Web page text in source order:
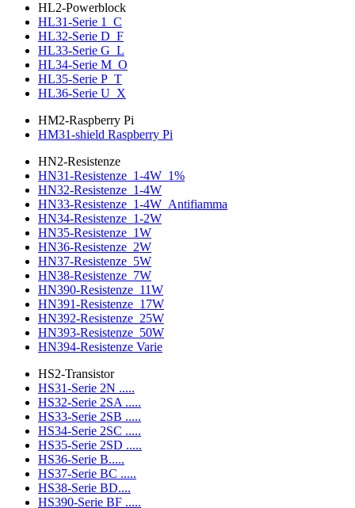
HL2-Powerblock
HL31-Serie 1_C
HL32-Serie D_F
HL33-Serie G_L
HL34-Serie M_O
HL35-Serie P_T
HL36-Serie U_X
HM2-Raspberry Pi
HM31-shield Raspberry Pi
HN2-Resistenze
HN31-Resistenze_1-4W_1%
HN32-Resistenze_1-4W
HN33-Resistenze_1-4W_Antifiamma
HN34-Resistenze_1-2W
HN35-Resistenze_1W
HN36-Resistenze_2W
HN37-Resistenze_5W
HN38-Resistenze_7W
HN390-Resistenze_11W
HN391-Resistenze_17W
HN392-Resistenze_25W
HN393-Resistenze_50W
HN394-Resistenze Varie
HS2-Transistor
HS31-Serie 2N .....
HS32-Serie 2SA .....
HS33-Serie 2SB .....
HS34-Serie 2SC .....
HS35-Serie 2SD .....
HS36-Serie B.....
HS37-Serie BC .....
HS38-Serie BD....
HS390-Serie BF .....